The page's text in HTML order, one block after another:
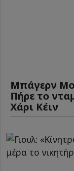
Μπάγερν
Πήρε το
Χάρι Κέιν